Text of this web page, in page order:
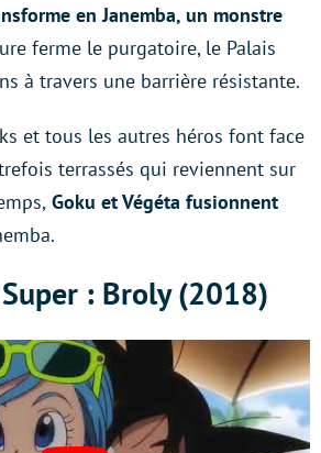
en Janemba, un monstre
ferme le purgatoire, le Palais
à travers une barrière résistante.
et tous les autres héros font face
terrassés qui reviennent sur
Goku et Végéta fusionnent
: Broly (2018)